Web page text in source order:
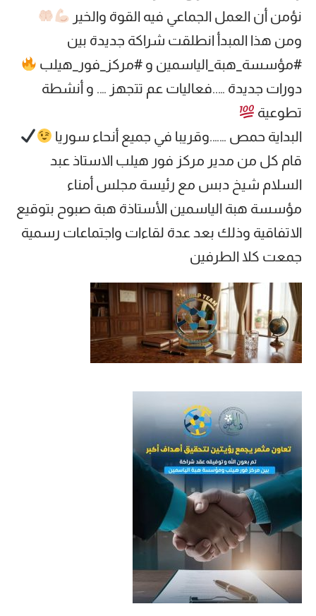
نؤمن أن العمل الجماعي فيه القوة والخير
ومن هذا المبدأ انطلقت شراكة جديدة بين
#مؤسسة_هبة_الياسمين و #مركز_فور_هيلب
دورات جديدة …..فعاليات عم تتجهز …. و أنشطة
تطوعية
البداية حمص …….وقريبا في جميع أنحاء سوريا
قام كل من مدير مركز فور هيلب الاستاذ عبد
السلام شيخ دبس مع رئيسة مجلس أمناء
مؤسسة هبة الياسمين الأستاذة هبة صبوح بتوقيع
الاتفاقية وذلك بعد عدة لقاءات واجتماعات رسمية
جمعت كلا الطرفين